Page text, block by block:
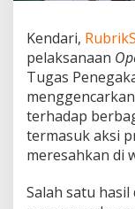
Kendari,
pelaksanaan
Tugas
terhadap
termasuk aksi
meresahkan di
Salah satu